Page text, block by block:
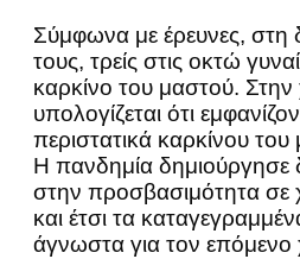
Σύμφωνα με έρευνες, στη
τους, τρείς στις οκτώ
καρκίνο του μαστού.
υπολογίζεται ότι
περιστατικά καρκίνου
Η πανδημία δημιούργησε
στην προσβασιμότητα
και έτσι τα
άγνωστα για τον επόμενο